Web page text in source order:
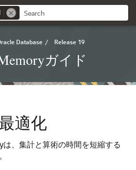
Database / Release 19
ガイド
適化
、集計と算術の時間を短縮する